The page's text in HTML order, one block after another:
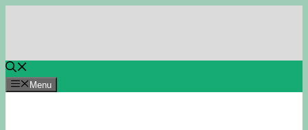
Menu